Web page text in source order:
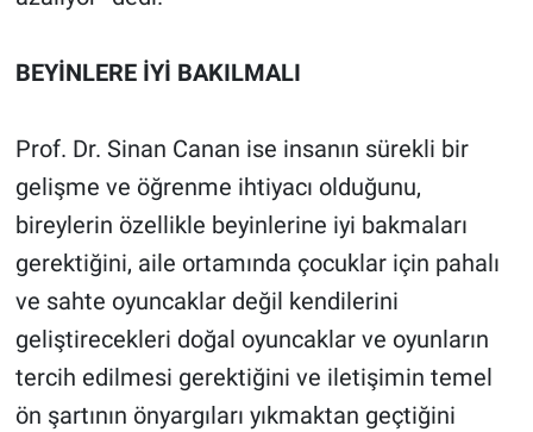
BEYİNLERE İYİ BAKILMALI
Prof. Dr. Sinan Canan ise insanın sürekli bir
gelişme ve öğrenme ihtiyacı olduğunu,
bireylerin özellikle beyinlerine iyi bakmaları
gerektiğini, aile ortamında çocuklar için pahalı
ve sahte oyuncaklar değil kendilerini
geliştirecekleri doğal oyuncaklar ve oyunların
tercih edilmesi gerektiğini ve iletişimin temel
ön şartının önyargıları yıkmaktan geçtiğini